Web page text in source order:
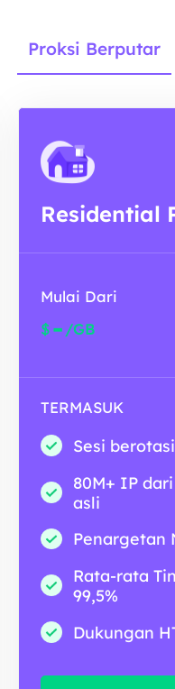
Proksi Berputar
Residential
Mulai Dari
$-/GB
TERMASUK
Sesi
80M+ IP
asli
Penargetan
Rata-rata
99,5%
Dukungan